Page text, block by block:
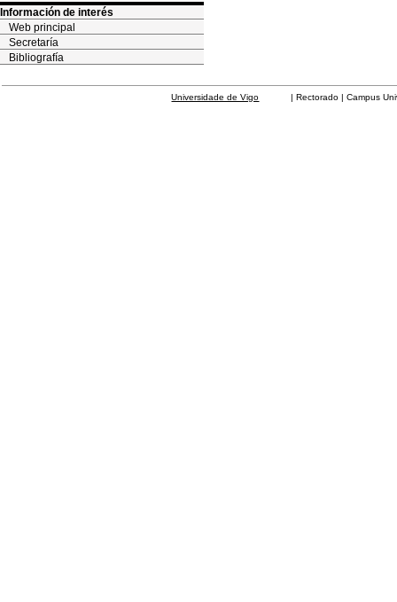
Información de interés
Web principal
Secretaría
Bibliografía
Universidade de Vigo | Rectorado | Campus